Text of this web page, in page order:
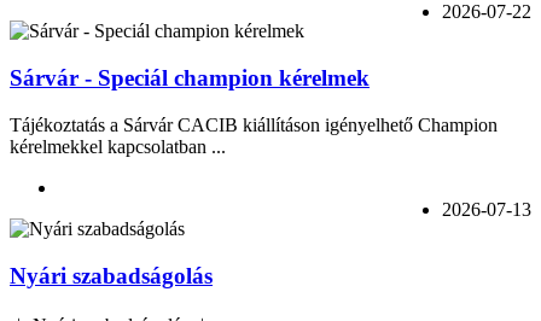
2026-07-22
Sárvár - Speciál champion kérelmek
Tájékoztatás a Sárvár CACIB kiállításon igényelhető Champion
kérelmekkel kapcsolatban ...
2026-07-13
Nyári szabadságolás